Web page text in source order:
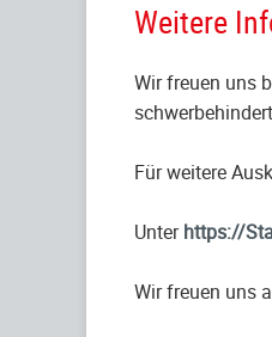
Weitere
Wir freuen uns
Für weitere
Unterhttps://
Wir freuen uns